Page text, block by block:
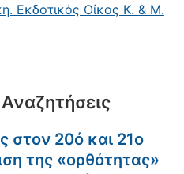
Εκδοτικός Οίκος Κ. & Μ.
στον 20ό και 21ο
της «ορθότητας»